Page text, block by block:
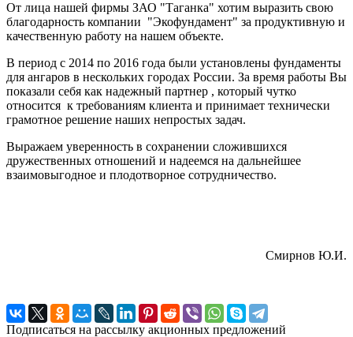
От лица нашей фирмы ЗАО "Таганка" хотим выразить свою
благодарность компании "Экофундамент" за продуктивную и
качественную работу на нашем объекте.
В период с 2014 по 2016 года были установлены фундаменты
для ангаров в нескольких городах России. За время работы Вы
показали себя как надежный партнер , который чутко
относится к требованиям клиента и принимает технически
грамотное решение наших непростых задач.
Выражаем уверенность в сохранении сложившихся
дружественных отношений и надеемся на дальнейшее
взаимовыгодное и плодотворное сотрудничество.
Смирнов Ю.И.
Подписаться на рассылку акционных предложений